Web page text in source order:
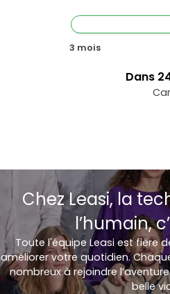
3 mois
Dans
Chez Leasi, la
l’humain,
Toute l'équipe Leasi est fière
améliorer votre quotidien.
nombreux à rejoindre
belle